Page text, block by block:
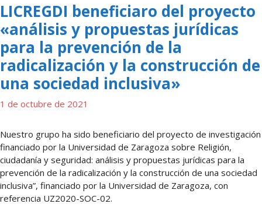
LICREGDI beneficiaro del proyecto
«análisis y propuestas jurídicas
para la prevención de la
radicalización y la construcción de
una sociedad inclusiva»
1 de octubre de 2021
Nuestro grupo ha sido beneficiario del proyecto de investigación
financiado por la Universidad de Zaragoza sobre Religión,
ciudadanía y seguridad: análisis y propuestas jurídicas para la
prevención de la radicalización y la construcción de una sociedad
inclusiva”, financiado por la Universidad de Zaragoza, con
referencia UZ2020-SOC-02.